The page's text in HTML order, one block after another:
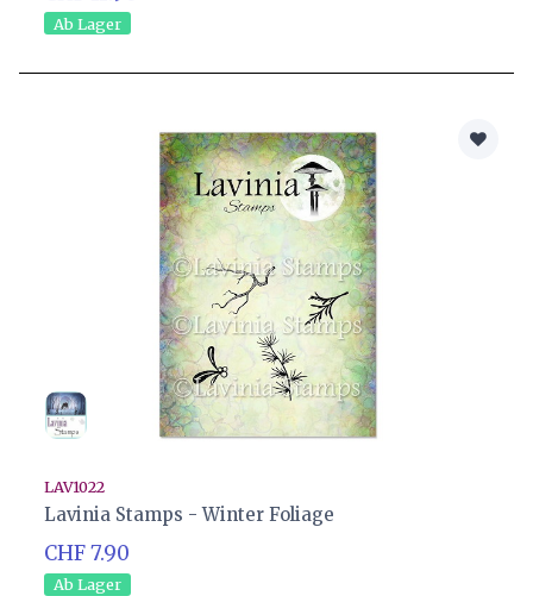
Ab Lager
LAV1022
Lavinia Stamps - Winter Foliage
CHF 7.90
Ab Lager